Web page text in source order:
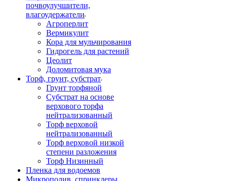
почвоулучшители,
влагоудержатели
Агроперлит
Вермикулит
Кора для мульчирования
Гидрогель для растений
Цеолит
Доломитовая мука
Торф, грунт, субстрат
Грунт торфяной
Субстрат на основе
верхового торфа
нейтрализованный
Торф верховой
нейтрализованный
Торф верховой низкой
степени разложения
Торф Низинный
Пленка для водоемов
Микрополив, спринклеры,